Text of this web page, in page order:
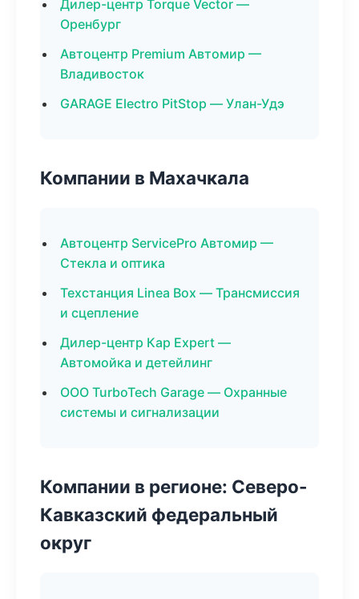
Дилер-центр Torque Vector —
Оренбург
Автоцентр Premium Автомир —
Владивосток
GARAGE Electro PitStop — Улан-Удэ
Компании в Махачкала
Автоцентр ServicePro Автомир —
Стекла и оптика
Техстанция Linea Box — Трансмиссия
и сцепление
Дилер-центр Кар Expert —
Автомойка и детейлинг
ООО TurboTech Garage — Охранные
системы и сигнализации
Компании в регионе: Северо-
Кавказский федеральный
округ